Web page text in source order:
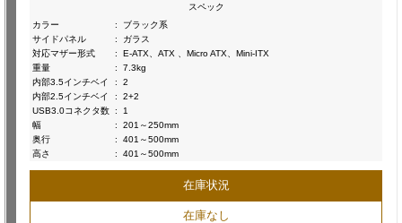
スペック
カラー
:
ブラック系
サイドパネル
:
ガラス
対応マザー形式
:
E-ATX、ATX 、Micro ATX、Mini-ITX
重量
:
7.3kg
内部3.5インチベイ
:
2
内部2.5インチベイ
:
2+2
USB3.0コネクタ数 :
1
幅
:
201～250mm
奥行
:
401～500mm
高さ
: 401～500mm
在庫状況
在庫なし